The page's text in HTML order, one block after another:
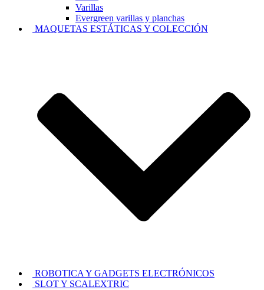
Varillas
Evergreen varillas y planchas
MAQUETAS ESTÁTICAS Y COLECCIÓN
ROBOTICA Y GADGETS ELECTRÓNICOS
SLOT Y SCALEXTRIC